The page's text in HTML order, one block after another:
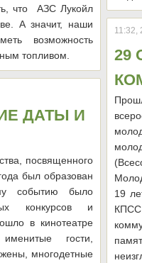
что АЗС Лукойл
А значит, наши
возможность
топливом.
ДАТЫ И
посвященного
был образован
событию было
конкурсов и
в кинотеатре
гости,
многодетные
11:32,
29
19